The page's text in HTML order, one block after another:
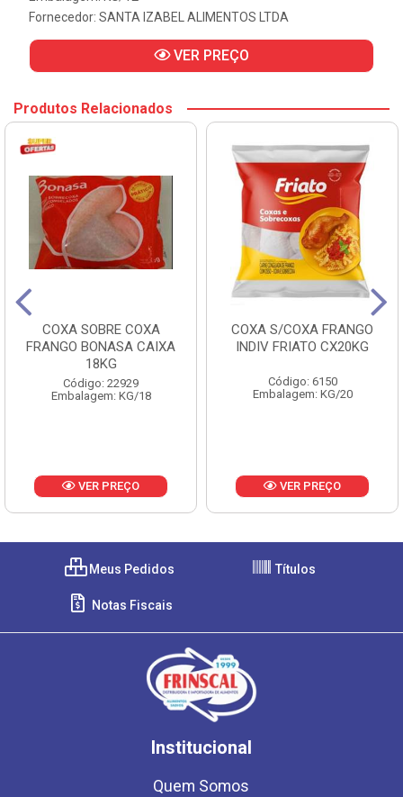
Fornecedor: SANTA IZABEL ALIMENTOS LTDA
VER PREÇO
Produtos Relacionados
COXA SOBRE COXA
FRANGO BONASA CAIXA
18KG
Código: 22929
Embalagem: KG/18
VER PREÇO
COXA S/COXA FRANGO
INDIV FRIATO CX20KG
Código: 6150
Embalagem: KG/20
VER PREÇO
Meus Pedidos Títulos
Notas Fiscais
Institucional
Quem Somos